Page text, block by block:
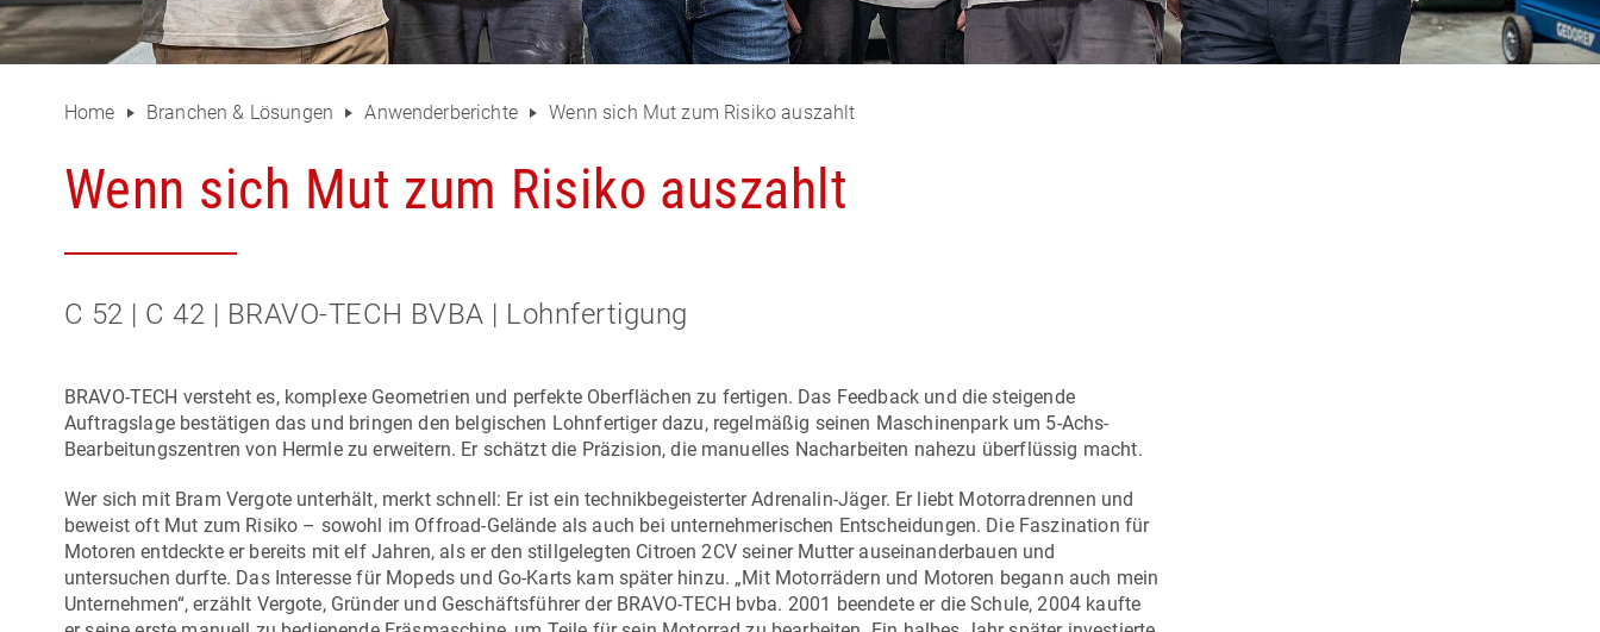
Home Branchen & Lösungen Anwenderberichte Wenn sich Mut zum Risiko auszahlt
Wenn sich Mut zum Risiko auszahlt
C 52 | C 42 | BRAVO-TECH BVBA | Lohnfertigung
BRAVO-TECH versteht es, komplexe Geometrien und perfekte Oberflächen zu fertigen. Das Feedback und die steigende
Auftragslage bestätigen das und bringen den belgischen Lohnfertiger dazu, regelmäßig seinen Maschinenpark um 5-Achs-
Bearbeitungszentren von Hermle zu erweitern. Er schätzt die Präzision, die manuelles Nacharbeiten nahezu überflüssig macht.
Wer sich mit Bram Vergote unterhält, merkt schnell: Er ist ein technikbegeisterter Adrenalin-Jäger. Er liebt Motorradrennen und
beweist oft Mut zum Risiko – sowohl im Offroad-Gelände als auch bei unternehmerischen Entscheidungen. Die Faszination für
Motoren entdeckte er bereits mit elf Jahren, als er den stillgelegten Citroen 2CV seiner Mutter auseinanderbauen und
untersuchen durfte. Das Interesse für Mopeds und Go-Karts kam später hinzu. „Mit Motorrädern und Motoren begann auch mein
Unternehmen“, erzählt Vergote, Gründer und Geschäftsführer der BRAVO-TECH bvba. 2001 beendete er die Schule, 2004 kaufte